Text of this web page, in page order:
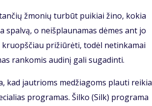
žmonių turbūt puikiai žino, kokia
spalvą, o neišplaunamas dėmes ant jo
prižiūrėti, todėl netinkamai
rankomis audinį gali sugadinti.
kad jautrioms medžiagoms plauti reikia
programas. Šilko (Silk) programa